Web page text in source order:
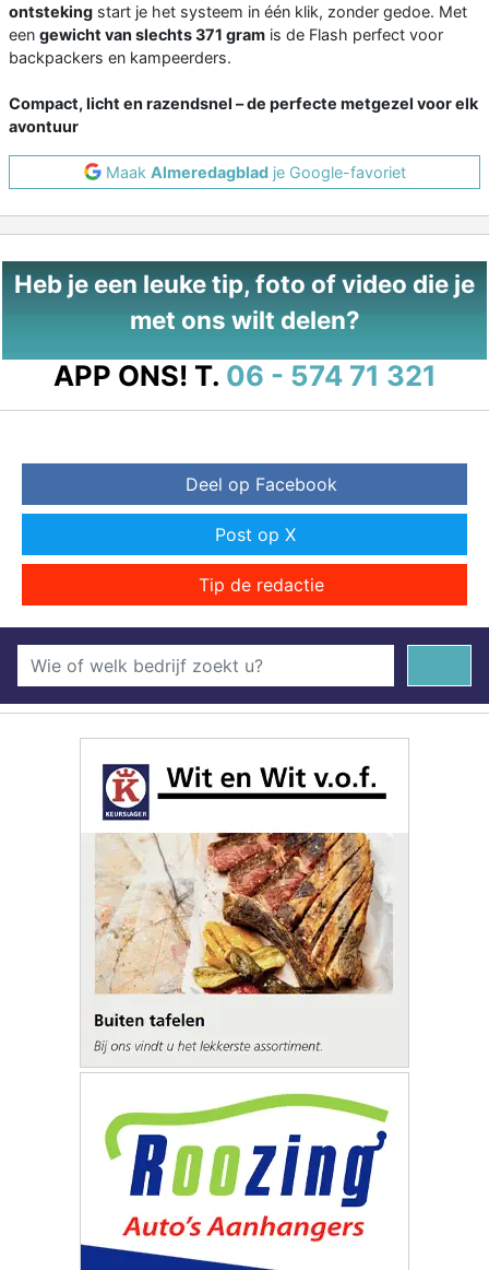
ontsteking start je het systeem in één klik, zonder gedoe. Met
een gewicht van slechts 371 gram is de Flash perfect voor
backpackers en kampeerders.
Compact, licht en razendsnel – de perfecte metgezel voor elk
avontuur
Maak Almeredagbladje Google-favoriet
Heb je een leuke tip, foto of video die je
met ons wilt delen?
APP ONS! T. 06 - 574 71 321
Deel op Facebook
Post op X
Tip de redactie